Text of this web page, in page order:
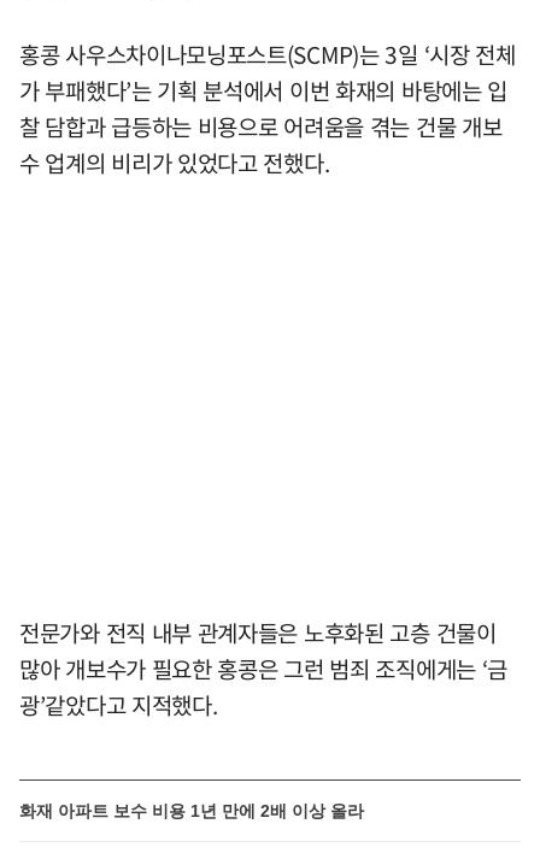
홍콩 사우스차이나모닝포스트(SCMP)는 3일 ‘시장 전체
가 부패했다’는 기획 분석에서 이번 화재의 바탕에는 입
찰 담합과 급등하는 비용으로 어려움을 겪는 건물 개보
수 업계의 비리가 있었다고 전했다.
전문가와 전직 내부 관계자들은 노후화된 고층 건물이
많아 개보수가 필요한 홍콩은 그런 범죄 조직에게는 ‘금
광’같았다고 지적했다.
화재 아파트 보수 비용 1년 만에 2배 이상 올라